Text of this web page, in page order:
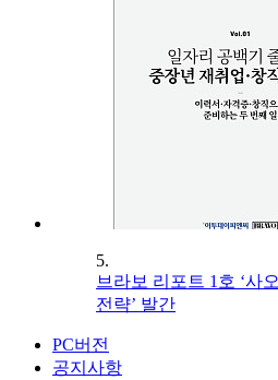
5.
브라보 리포트 1호 ‘사
전략’ 발간
PC버전
공지사항